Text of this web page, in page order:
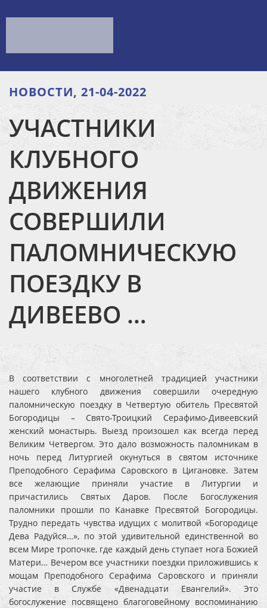
НОВОСТИ, 21-04-2022
УЧАСТНИКИ
КЛУБНОГО
ДВИЖЕНИЯ
СОВЕРШИЛИ
ПАЛОМНИЧЕСКУЮ
ПОЕЗДКУ В
ДИВЕЕВО …
В соответствии с многолетней традицией участники
нашего клубного движения совершили очередную
паломническую поездку в Четвертую обитель Пресвятой
Богородицы – Свято-Троицкий Серафимо-Дивеевский
женский монастырь. Выезд произошел как всегда перед
Великим Четвергом. Это дало возможность паломникам в
ночь перед Литургией окунуться в святом источнике
Преподобного Серафима Саровского в Цигановке. Затем
все желающие приняли участие в Литургии и
причастились Святых Даров. После Богослужения
паломники прошли по Канавке Пресвятой Богородицы.
Трудно передать чувства идущих с молитвой «Богородице
Дева Радуйся…», по этой удивительной единственной во
всем Мире тропочке, где каждый день ступает нога Божией
Матери… Вечером все участники поездки приложившись к
мощам Преподобного Серафима Саровского и приняли
участие в Службе «Двенадцати Евангелий». Это
богослужение посвящено благоговейному воспоминанию